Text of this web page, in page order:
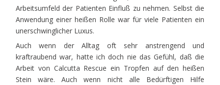
Arbeitsumfeld der Patienten Einfluß zu nehmen. Selbst die
Anwendung einer heißen Rolle war für viele Patienten ein
unerschwinglicher Luxus.
Auch wenn der Alltag oft sehr anstrengend und
kraftraubend war, hatte ich doch nie das Gefühl, daß die
Arbeit von Calcutta Rescue ein Tropfen auf den heißen
Stein wäre. Auch wenn nicht alle Bedürftigen Hilfe